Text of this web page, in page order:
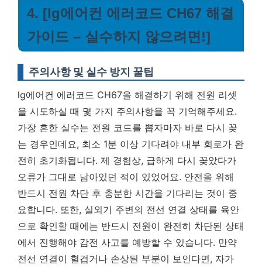
4. [lg에어컨 에러코드 CH67 해결
가이드 – 실수하지 않으려면!]
주의사항 및 실수 방지 꿀팁
lg에어컨 에러코드 CH67을 해결하기 위해 전원 리셋
을 시도하실 때 몇 가지 주의사항을 꼭 기억해주세요.
가장 흔한 실수는 전원 코드를 뽑자마자 바로 다시 꽂
는 경우인데요, 최소 1분 이상 기다려야 내부 회로가 완
전히 초기화됩니다. 제 경험상, 급하게 다시 꽂았다가
오류가 그대로 남아있던 적이 있었어요. 안전을 위해
반드시 전원 차단 후 충분한 시간을 기다리는 것이 중
요합니다. 또한, 실외기 주변의 전선 연결 상태를 육안
으로 확인할 때에는 반드시 전원이 완전히 차단된 상태
에서 진행해야 감전 사고를 예방할 수 있습니다. 만약
전선 연결이 헐겁거나 손상된 부분이 보인다면, 자가